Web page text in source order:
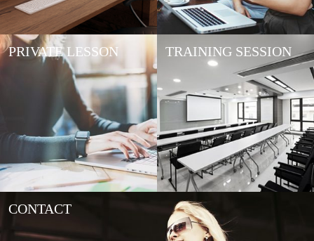
PRIVATE LESSON TRAINING SESSION
CONTACT